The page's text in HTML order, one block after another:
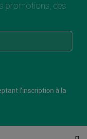
promotions, des
l’inscription à la